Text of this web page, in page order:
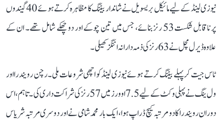
نیوزی لینڈ کے لیے مائیکل بریسویل نے شاندار بیٹنگ کا مظاہرہ کرتے ہوئے 40 گیندوں
پر ناقابل شکست 53 رنز بنائے، جس میں تین چوکے اور دو چھکے شامل تھے۔ ان کے
علاوہ ڈیرل مچل نے 63 رنز کی ذمہ دارانہ اننگز کھیلی۔
ٹاس جیت کر پہلے بیٹنگ کرتے ہوئے نیوزی لینڈ کو اچھی شروعات ملی۔ رچن رویندرا اور
ول ینگ نے پہلی وکٹ کے لیے 7.5 اوورز میں 57 رنز کی شراکت داری کی۔ تاہم، اس
دوران رویندرا کا دو مرتبہ کیچ ڈراپ ہوا، ایک بار محمد شامی نے اور دوسری مرتبہ شریاس